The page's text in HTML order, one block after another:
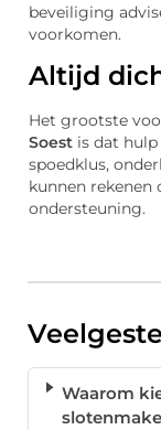
beveiliging
voorkomen.
Altijd
Het grootste
Soest is dat
spoedklus,
kunnen rekenen
ondersteuning.
Waarom